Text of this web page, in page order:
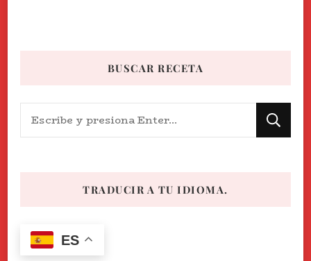
BUSCAR RECETA
¿Buscas
algo?
TRADUCIR A TU IDIOMA.
ES